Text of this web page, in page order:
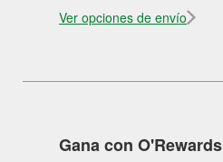
Ver opciones de envío
Gana con O'Rewards